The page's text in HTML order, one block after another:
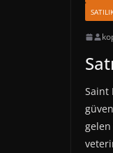
Saint
gelen